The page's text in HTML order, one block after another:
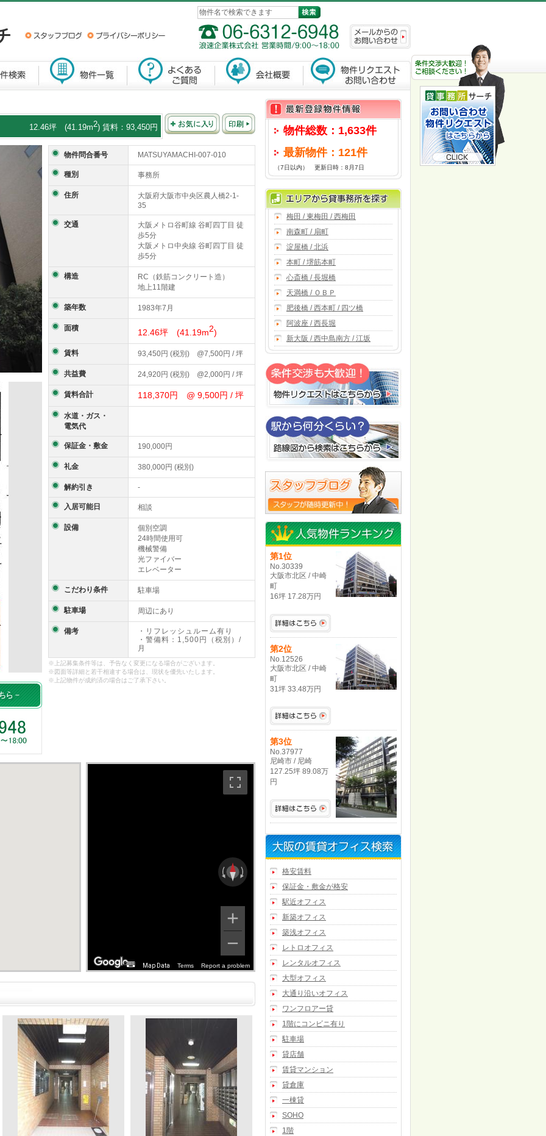
12.46坪 (41.19m2) 賃料：93,450円
物件問合番号 MATSUYAMACHI-007-010
種別 事務所
住所
大阪府大阪市中央区農人橋2-1-
35
交通
大阪メトロ谷町線 谷町四丁目 徒
歩5分
大阪メトロ中央線 谷町四丁目 徒
歩5分
構造
RC（鉄筋コンクリート造）
地上11階建
築年数 1983年7月
面積 12.46坪 (41.19m2)
賃料 93,450円 (税別) @7,500円 / 坪
共益費 24,920円 (税別) @2,000円 / 坪
賃料合計 118,370円 @ 9,500円 / 坪
水道・ガス・
電気代
保証金・敷金 190,000円
礼金 380,000円 (税別)
解約引き -
入居可能日 相談
設備
個別空調
24時間使用可
機械警備
光ファイバー
エレベーター
こだわり条件 駐車場
駐車場 周辺にあり
備考
・リフレッシュルーム有り
・警備料：1,500円（税別）/
月
※上記募集条件等は、予告なく変更になる場合がございます。
※図面等詳細と若干相違する場合は、現状を優先いたします。
※上記物件が成約済の場合はご了承下さい。
Map Data Terms Report a problem
物件総数：1,633件
最新物件：121件
（7日以内） 更新日時：8月7日
梅田 / 東梅田 / 西梅田
南森町 / 扇町
淀屋橋 / 北浜
本町 / 堺筋本町
心斎橋 / 長堀橋
天満橋 / ＯＢＰ
肥後橋 / 西本町 / 四ツ橋
阿波座 / 西長堀
新大阪 / 西中島南方 / 江坂
第1位
No.30339
大阪市北区 / 中崎
町
16坪 17.28万円
第2位
No.12526
大阪市北区 / 中崎
町
31坪 33.48万円
第3位
No.37977
尼崎市 / 尼崎
127.25坪 89.08万
円
格安賃料
保証金・敷金が格安
駅近オフィス
新築オフィス
築浅オフィス
レトロオフィス
レンタルオフィス
大型オフィス
大通り沿いオフィス
ワンフロアー貸
1階にコンビニ有り
駐車場
貸店舗
賃貸マンション
貸倉庫
一棟貸
SOHO
1階